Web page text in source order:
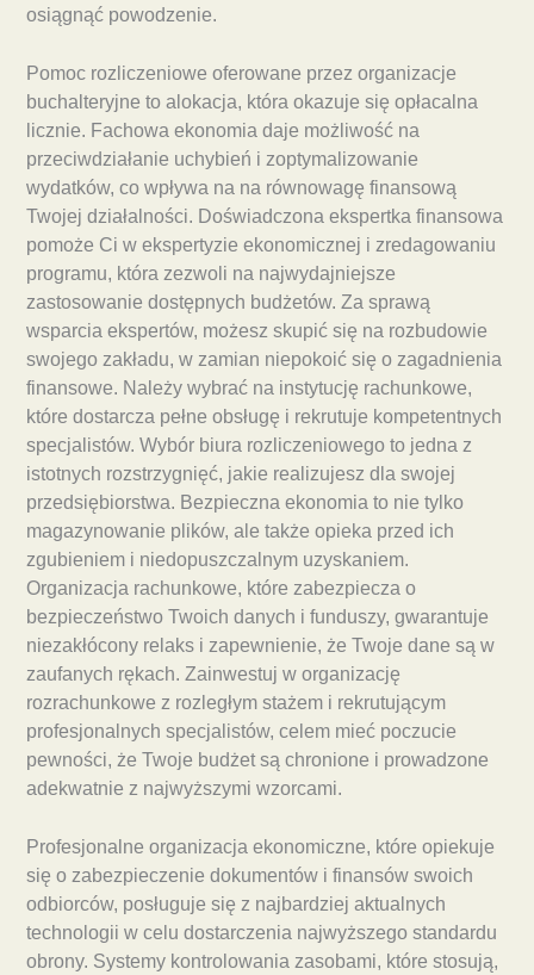
osiągnąć powodzenie.
Pomoc rozliczeniowe oferowane przez organizacje
buchalteryjne to alokacja, która okazuje się opłacalna
licznie. Fachowa ekonomia daje możliwość na
przeciwdziałanie uchybień i zoptymalizowanie
wydatków, co wpływa na na równowagę finansową
Twojej działalności. Doświadczona ekspertka finansowa
pomoże Ci w ekspertyzie ekonomicznej i zredagowaniu
programu, która zezwoli na najwydajniejsze
zastosowanie dostępnych budżetów. Za sprawą
wsparcia ekspertów, możesz skupić się na rozbudowie
swojego zakładu, w zamian niepokoić się o zagadnienia
finansowe. Należy wybrać na instytucję rachunkowe,
które dostarcza pełne obsługę i rekrutuje kompetentnych
specjalistów. Wybór biura rozliczeniowego to jedna z
istotnych rozstrzygnięć, jakie realizujesz dla swojej
przedsiębiorstwa. Bezpieczna ekonomia to nie tylko
magazynowanie plików, ale także opieka przed ich
zgubieniem i niedopuszczalnym uzyskaniem.
Organizacja rachunkowe, które zabezpiecza o
bezpieczeństwo Twoich danych i funduszy, gwarantuje
niezakłócony relaks i zapewnienie, że Twoje dane są w
zaufanych rękach. Zainwestuj w organizację
rozrachunkowe z rozległym stażem i rekrutującym
profesjonalnych specjalistów, celem mieć poczucie
pewności, że Twoje budżet są chronione i prowadzone
adekwatnie z najwyższymi wzorcami.
Profesjonalne organizacja ekonomiczne, które opiekuje
się o zabezpieczenie dokumentów i finansów swoich
odbiorców, posługuje się z najbardziej aktualnych
technologii w celu dostarczenia najwyższego standardu
obrony. Systemy kontrolowania zasobami, które stosują,